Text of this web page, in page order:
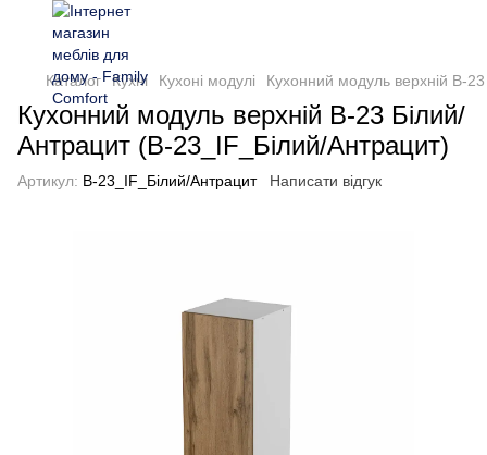
Каталог Кухні Кухоні модулі Кухонний модуль верхній В-
Кухонний модуль верхній В-23 Білий/
Антрацит (В-23_IF_Білий/Антрацит)
Артикул: В-23_IF_Білий/Антрацит Написати відгук